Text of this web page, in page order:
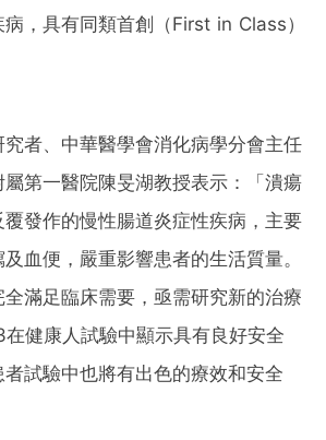
，具有同類首創（First in Class）
者、中華醫學會消化病學分會主任
第一醫院陳旻湖教授表示：「潰瘍
發作的慢性腸道炎症性疾病，主要
血便，嚴重影響患者的生活質量。
滿足臨床需要，亟需研究新的治療
健康人試驗中顯示具有良好安全
試驗中也將有出色的療效和安全